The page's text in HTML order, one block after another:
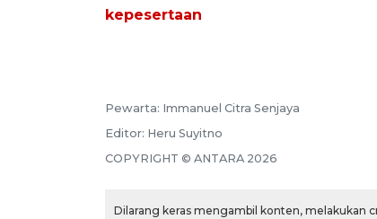
kepesertaan
Pewarta: Immanuel Citra Senjaya
Editor: Heru Suyitno
COPYRIGHT © ANTARA 2026
Dilarang keras mengambil konten, melakukan